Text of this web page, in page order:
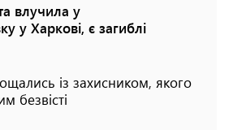
влучила у
у Харкові, є загиблі
із захисником, якого
безвісті